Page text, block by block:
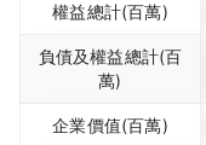
權益總計(百萬)
負債及權益總計(百
萬)
企業價值(百萬)